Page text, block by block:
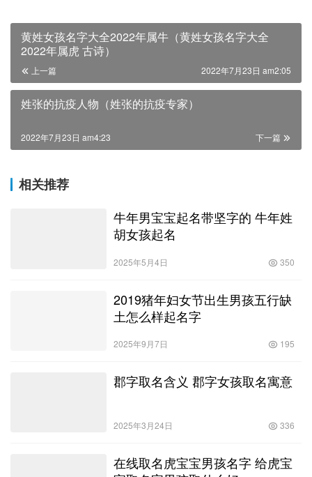
黄姓女孩名字大全2022年属牛（黄姓女孩名字大全
2022年属虎 古诗）
上一篇 2022年7月23日 am2:05
姓张的抗疫人物（姓张的抗疫专家）
下一篇
2022年7月23日 am4:23
相关推荐
牛年男宝宝起名带坚字的 牛年姓
胡女孩起名
2025年5月4日 350
2019猪年妇女节出生男孩五行缺
土怎么样起名字
2025年9月7日 195
郡字取名含义 郡字女孩取名寓意
2025年3月24日 336
在线取名虎宝宝男孩名字 给虎宝